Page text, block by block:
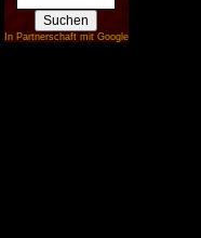
In Partnerschaft mit Google